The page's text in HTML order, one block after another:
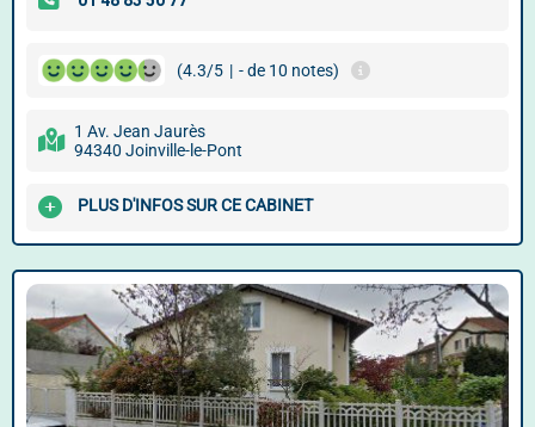
(4.3/5 | - de 10 notes)
1 Av. Jean Jaurès
94340 Joinville-le-Pont
PLUS D'INFOS SUR CE CABINET